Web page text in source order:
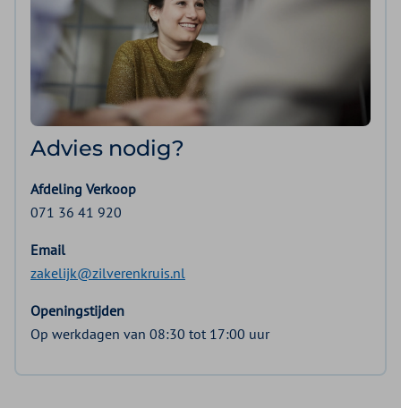
Advies nodig?
Afdeling Verkoop
071 36 41 920
Email
zakelijk@zilverenkruis.nl
Openingstijden
Op werkdagen van 08:30 tot 17:00 uur